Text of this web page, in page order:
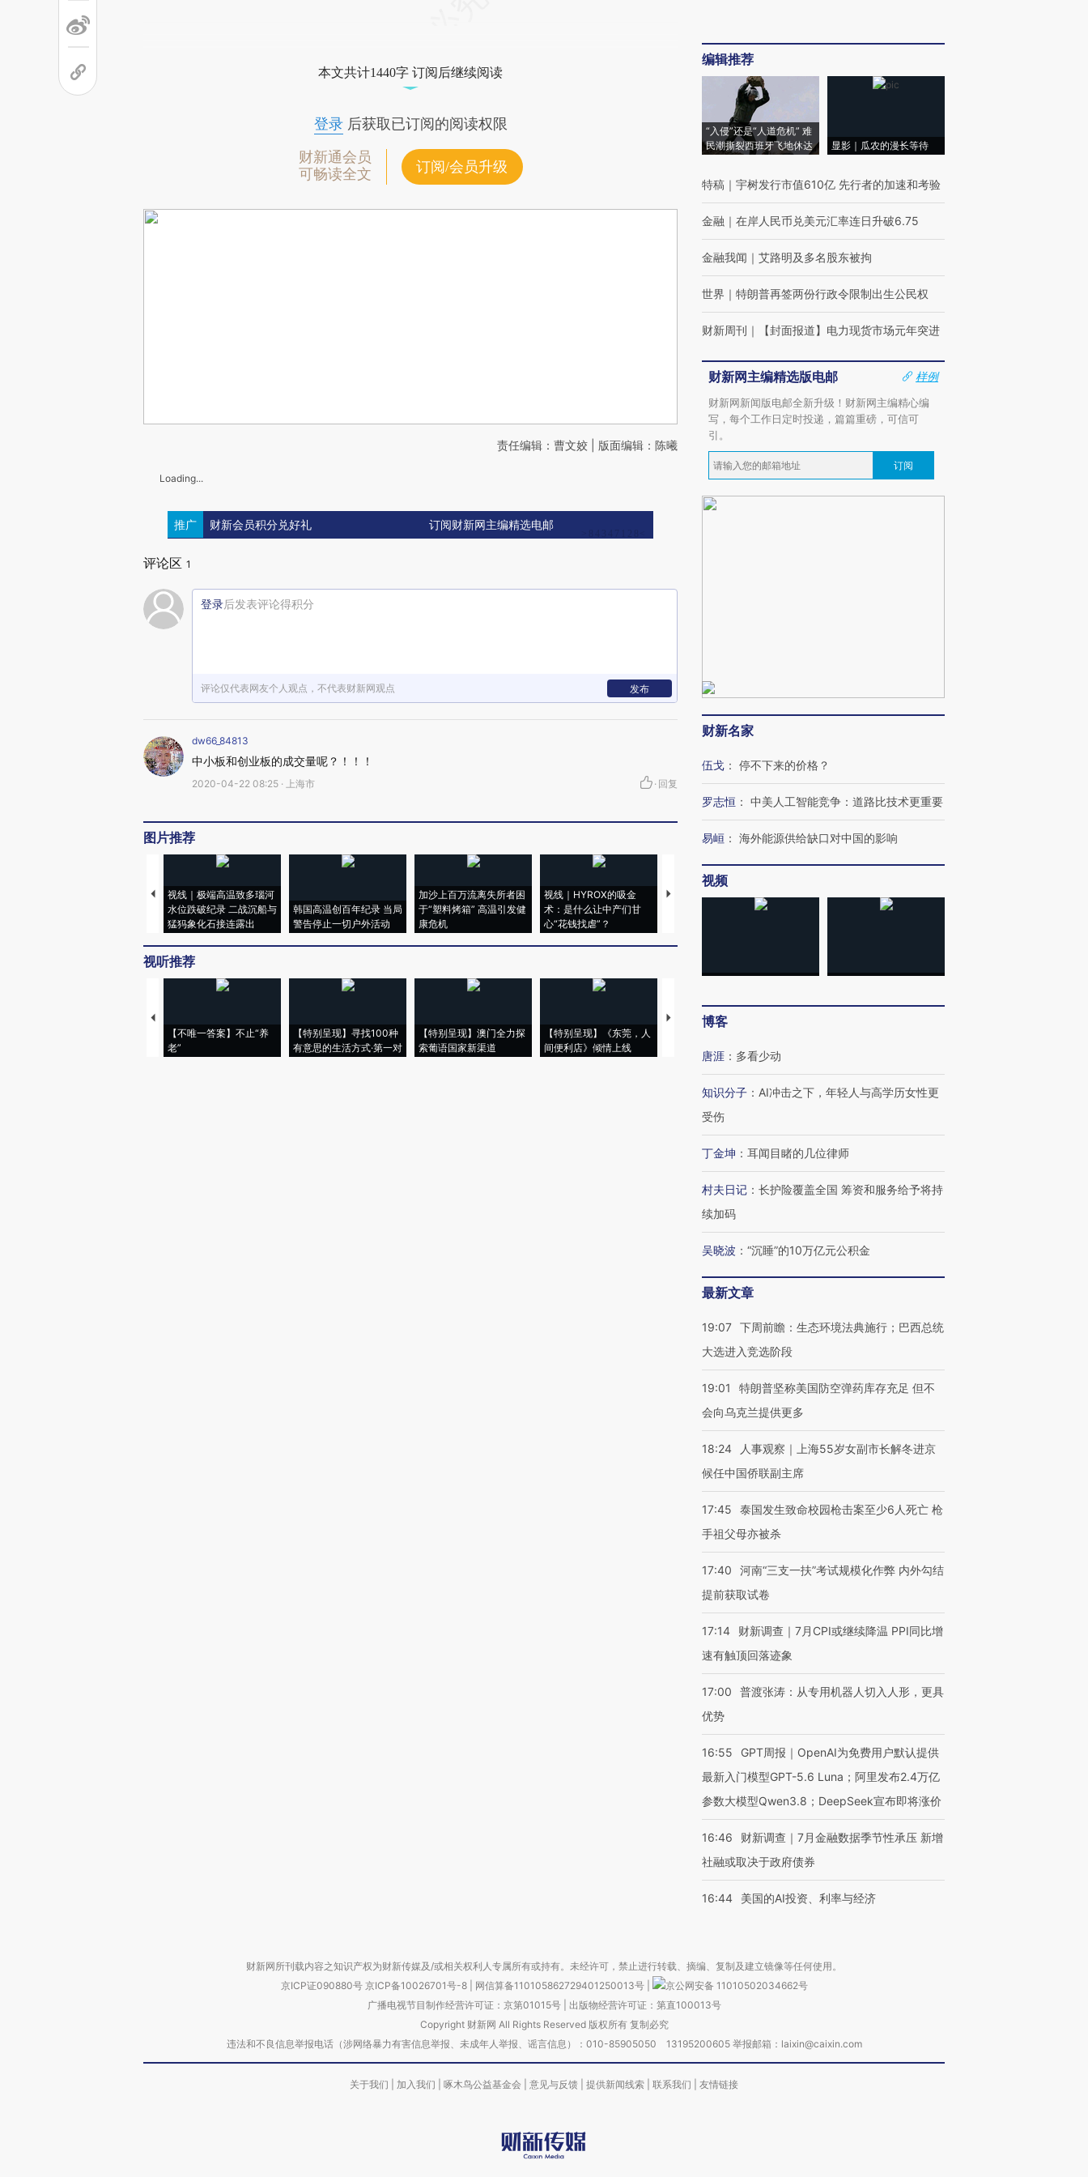
本文共计1440字 订阅后继续阅读
登录后获取已订阅的阅读权限
财新通会员
可畅读全文
订阅/会员升级
责任编辑：曹文姣 | 版面编辑：陈曦
Loading...
推广 财新会员积分兑好礼 订阅财新网主编精选电邮
评论区 1
登录后发表评论得积分
评论仅代表网友个人观点，不代表财新网观点 发布
dw66_84813
中小板和创业板的成交量呢？！！！
2020-04-22 08:25 · 上海市 · 回复
图片推荐
视线｜极端高温致多瑙河
水位跌破纪录 二战沉船与
猛犸象化石接连露出
韩国高温创百年纪录 当局
警告停止一切户外活动
加沙上百万流离失所者困
于“塑料烤箱” 高温引发健
康危机
视线｜HYROX的吸金
术：是什么让中产们甘
心“花钱找虐”？
马航飞行员跨国走私7万
粒摇头丸 尿检体内含3种
视线｜被称为“蟑螂”的印
度Z世代 用街头抗争将教
视线｜“入侵”还是“人道危
视听推荐
【不唯一答案】不止“养
老”
【特别呈现】寻找100种
有意思的生活方式·第一对
【特别呈现】澳门全力探
索葡语国家新渠道
【特别呈现】《东莞，人
间便利店》倾情上线
【推广】走进第四届链博
编辑推荐
“入侵”还是“人道危机” 难
民潮撕裂西班牙飞地休达
显影｜瓜农的漫长等待
特稿 ｜ 宇树发行市值610亿 先行者的加速和考验
金融 ｜ 在岸人民币兑美元汇率连日升破6.75
金融我闻 ｜ 艾路明及多名股东被拘
世界 ｜ 特朗普再签两份行政令限制出生公民权
财新周刊 ｜ 【封面报道】电力现货市场元年突进
财新网主编精选版电邮
样例
财新网新闻版电邮全新升级！财新网主编精心编
写，每个工作日定时投递，篇篇重磅，可信可
引。
订阅
财新名家
伍戈 ： 停不下来的价格？
罗志恒 ： 中美人工智能竞争：道路比技术更重要
易峘 ： 海外能源供给缺口对中国的影响
视频
博客
唐涯 ： 多看少动
知识分子 ： AI冲击之下，年轻人与高学历女性更
受伤
丁金坤 ： 耳闻目睹的几位律师
村夫日记 ： 长护险覆盖全国 筹资和服务给予将持
续加码
吴晓波 ： “沉睡”的10万亿元公积金
最新文章
19:07 下周前瞻：生态环境法典施行；巴西总统
大选进入竞选阶段
19:01
特朗普坚称美国防空弹药库存充足 但不
会向乌克兰提供更多
18:24
人事观察｜上海55岁女副市长解冬进京
候任中国侨联副主席
17:45
泰国发生致命校园枪击案至少6人死亡 枪
手祖父母亦被杀
17:40
河南“三支一扶”考试规模化作弊 内外勾结
提前获取试卷
17:14
财新调查｜7月CPI或继续降温 PPI同比增
速有触顶回落迹象
17:00
普渡张涛：从专用机器人切入人形，更具
优势
16:55
GPT周报｜OpenAI为免费用户默认提供
最新入门模型GPT-5.6 Luna；阿里发布2.4万亿
参数大模型Qwen3.8；DeepSeek宣布即将涨价
16:46
财新调查｜7月金融数据季节性承压 新增
社融或取决于政府债券
16:44 美国的AI投资、利率与经济
财新网所刊载内容之知识产权为财新传媒及/或相关权利人专属所有或持有。未经许可，禁止进行转载、摘编、复制及建立镜像等任何使用。
京ICP证090880号 京ICP备10026701号-8 网信算备110105862729401250013号
京公网安备 11010502034662号
广播电视节目制作经营许可证：京第01015号| 出版物经营许可证：第直100013号
Copyright 财新网 All Rights Reserved 版权所有 复制必究
违法和不良信息举报电话（涉网络暴力有害信息举报、未成年人举报、谣言信息）：010-85905050 13195200605 举报邮箱：laixin@caixin.com
关于我们 加入我们 啄木鸟公益基金会 意见与反馈 提供新闻线索 联系我们 友情链接